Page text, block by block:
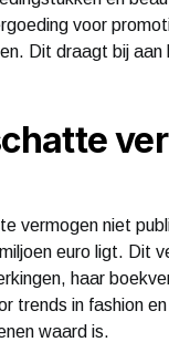
voor
Dit draagt bij
vermogen niet
euro ligt. Dit
haar
trends in fashion
waard is.